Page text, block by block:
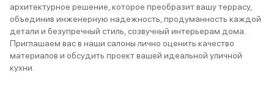
архитектурное решение, которое преобразит вашу террасу,
объединив инженерную надежность, продуманность каждой
детали и безупречный стиль, созвучный интерьерам дома.
Приглашаем вас в наши салоны лично оценить качество
материалов и обсудить проект вашей идеальной уличной
кухни.